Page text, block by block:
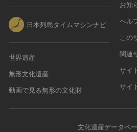
日本列島タイムマシンナビ
世界遺産
無形文化遺産
動画で見る無形の文化財
お知
ヘル
この
関連
サイ
サイ
文化遺産データベ